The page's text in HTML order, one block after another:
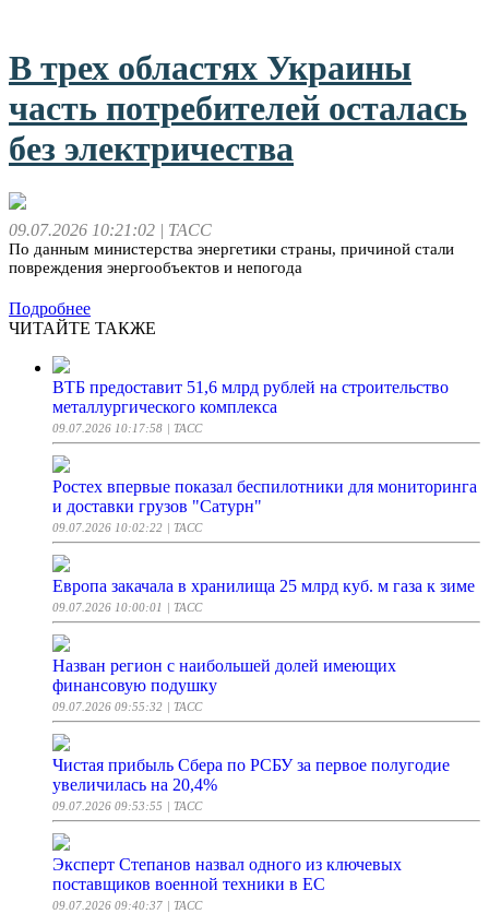
В трех областях Украины
часть потребителей осталась
без электричества
09.07.2026 10:21:02 | ТАСС
По данным министерства энергетики страны, причиной стали
повреждения энергообъектов и непогода
Подробнее
ЧИТАЙТЕ ТАКЖЕ
ВТБ предоставит 51,6 млрд рублей на строительство
металлургического комплекса
09.07.2026 10:17:58 | ТАСС
Ростех впервые показал беспилотники для мониторинга
и доставки грузов "Сатурн"
09.07.2026 10:02:22 | ТАСС
Европа закачала в хранилища 25 млрд куб. м газа к зиме
09.07.2026 10:00:01 | ТАСС
Назван регион с наибольшей долей имеющих
финансовую подушку
09.07.2026 09:55:32 | ТАСС
Чистая прибыль Сбера по РСБУ за первое полугодие
увеличилась на 20,4%
09.07.2026 09:53:55 | ТАСС
Эксперт Степанов назвал одного из ключевых
поставщиков военной техники в ЕС
09.07.2026 09:40:37 | ТАСС